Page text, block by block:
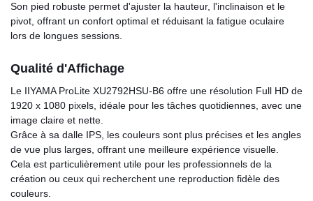
Son pied robuste permet d'ajuster la hauteur, l'inclinaison et le
pivot, offrant un confort optimal et réduisant la fatigue oculaire
lors de longues sessions.
Qualité d'Affichage
Le IIYAMA ProLite XU2792HSU-B6 offre une résolution Full HD de
1920 x 1080 pixels, idéale pour les tâches quotidiennes, avec une
image claire et nette.
Grâce à sa dalle IPS, les couleurs sont plus précises et les angles
de vue plus larges, offrant une meilleure expérience visuelle.
Cela est particulièrement utile pour les professionnels de la
création ou ceux qui recherchent une reproduction fidèle des
couleurs.